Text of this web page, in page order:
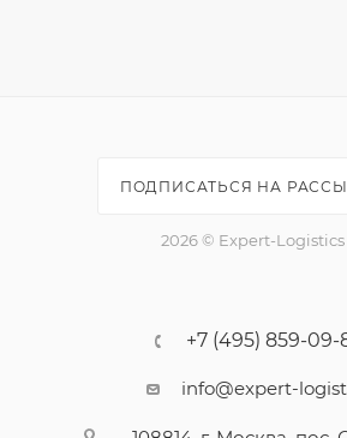
ПОДПИСАТЬСЯ НА
2026 © Expert-Logistics
+7 (495) 859-09-
info@expert-